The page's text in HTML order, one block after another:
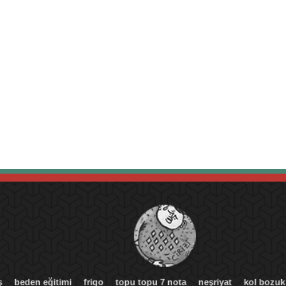
beden eğitimi frigo topu topu 7 nota neşriyat kol bozuk